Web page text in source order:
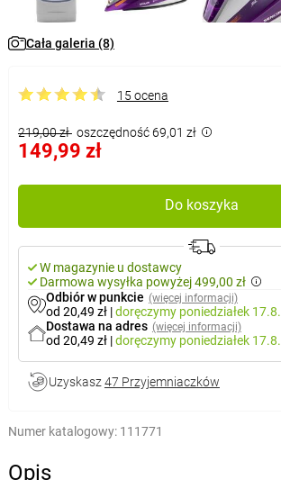
Cała galeria (8)
15 ocena
219,00 zł oszczędność 69,01 zł
149,99 zł
Do koszyka
W magazynie u dostawcy
Darmowa wysyłka powyżej 499,00 zł
Odbiór w punkcie (więcej informacji)
od 20,49 zł |doręczymy poniedziałek 17.8.
Dostawa na adres (więcej informacji)
od 20,49 zł |doręczymy poniedziałek 17.8.
Uzyskasz 47 Przyjemniaczków
Numer katalogowy: 111771
Opis